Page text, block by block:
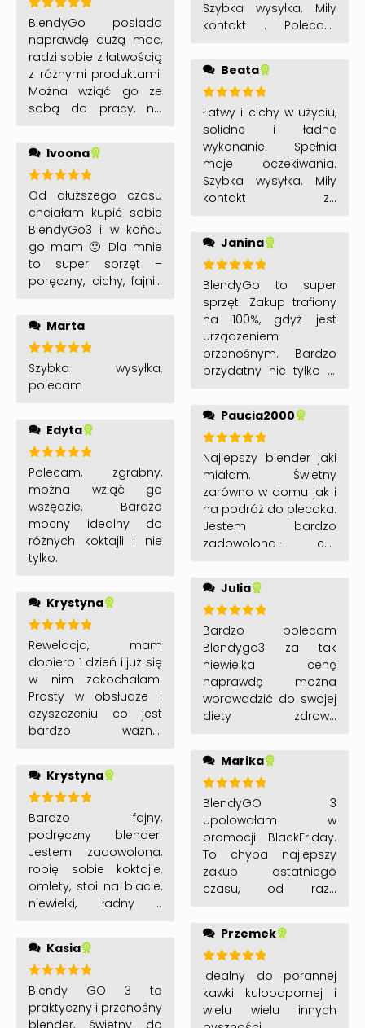
życie.
Oceniono
5na 5
BlendyGo posiada
naprawdę dużą moc,
radzi sobie z łatwością
z różnymi produktami.
Można wziąć go ze
sobą do pracy, na
Jest bezprzewodowy
co czyni go
wyjątkowym
Ivoona
Oceniono
5na 5
Od dłuższego czasu
chciałam kupić sobie
BlendyGo3 i w końcu
go mam 🙂 Dla mnie
to super sprzęt –
poręczny, cichy, fajnie
elegancki. Oprócz
codziennego
użytkowania, idealny
do przygotowania
pysznych i zdrowych
polecam 🙂
Marta
Oceniono
5na 5
Szybka wysyłka,
polecam
Edyta
Oceniono
5 na 5
Polecam, zgrabny,
można wziąć go
wszędzie. Bardzo
mocny idealny do
różnych koktajli i nie
tylko.
Krystyna
Oceniono
5na 5
Rewelacja, mam
dopiero 1 dzień i już się
w nim zakochałam.
Prosty w obsłudze i
czyszczeniu co jest
bardzo ważne.
świąteczne prezenty
dla rodziny. Uważam
że to dobra inwestycja
w swoje zdrowie,
polecam.
Krystyna
Oceniono
5na 5
Bardzo fajny,
podręczny blender.
Jestem zadowolona,
robię sobie koktajle,
omlety, stoi na blacie,
niewielki, ładny i
Kasia
Oceniono
5na 5
Blendy GO 3 to
praktyczny i przenośny
Szybka wysyłka. Miły
kontakt . Polecam
Beata
Oceniono
5na 5
Łatwy i cichy w użyciu,
solidne i ładne
wykonanie. Spełnia
moje oczekiwania.
Szybka wysyłka. Miły
kontakt ze
Polecam serdecznie 🙂
Janina
Oceniono
5 na 5
BlendyGo to super
sprzęt. Zakup trafiony
na 100%, gdyż jest
urządzeniem
przenośnym. Bardzo
przydatny nie tylko w
sporządzania cocktaili,
kruszenia lodu, itp. Ja
będę zabierać ze
sobą w podróż –
jestem pilotem
wycieczek i często
spędzam czas w
podróży.
Paucia2000
Oceniono
5 na 5
Najlepszy blender jaki
miałam. Świetny
zarówno w domu jak i
na podróż do plecaka.
Jestem bardzo
zadowolona- czy
Jak najbardziej 😉
Julia
Oceniono
5 na 5
Bardzo polecam
Blendygo3 za tak
niewielka cenę
naprawdę można
wprowadzić do swojej
diety zdrowe
Marika
Oceniono
5 na 5
BlendyGO 3
upolowałam w
promocji BlackFriday.
To chyba najlepszy
zakup ostatniego
czasu, od razu
robienia koktajli dla
całej naszej rodziny.
Udało nam się też
zrobić odpornościowe
shoty z miodu, imbiru i
cytrusów. Mycie go to
Przemek
Oceniono
5na 5
Idealny do porannej
kawki kuloodpornej i
wielu wielu innych